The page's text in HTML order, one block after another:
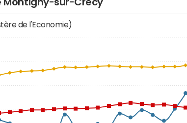
Montigny-sur-Crécy
de l'Economie)